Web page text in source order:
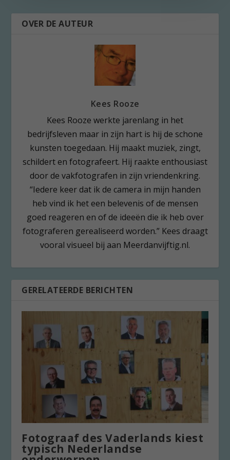
OVER DE AUTEUR
Kees Rooze
Kees Rooze werkte jarenlang in het
bedrijfsleven maar in zijn hart is hij de schone
kunsten toegedaan. Hij maakt muziek, zingt,
schildert en fotografeert. Hij raakte enthousiast
door de vakfotografen in zijn vriendenkring.
“Iedere keer dat ik de camera in mijn handen
heb vind ik het een belevenis of de mensen
goed reageren en of de ideeën die ik heb over
fotograferen gerealiseerd worden.” Kees draagt
vooral visueel bij aan Meerdanvijftig.nl.
GERELATEERDE BERICHTEN
Fotograaf des Vaderlands kiest
typisch Nederlandse